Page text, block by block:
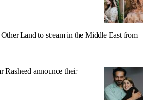
Land to stream in the Middle East from
Rasheed announce their